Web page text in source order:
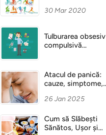
30 Mar 2020
Tulburarea obsesiv
compulsivă
Atacul de panică:
cauze, simptome,
26 Jan 2025
Cum să Slăbești
Sănătos, Ușor și